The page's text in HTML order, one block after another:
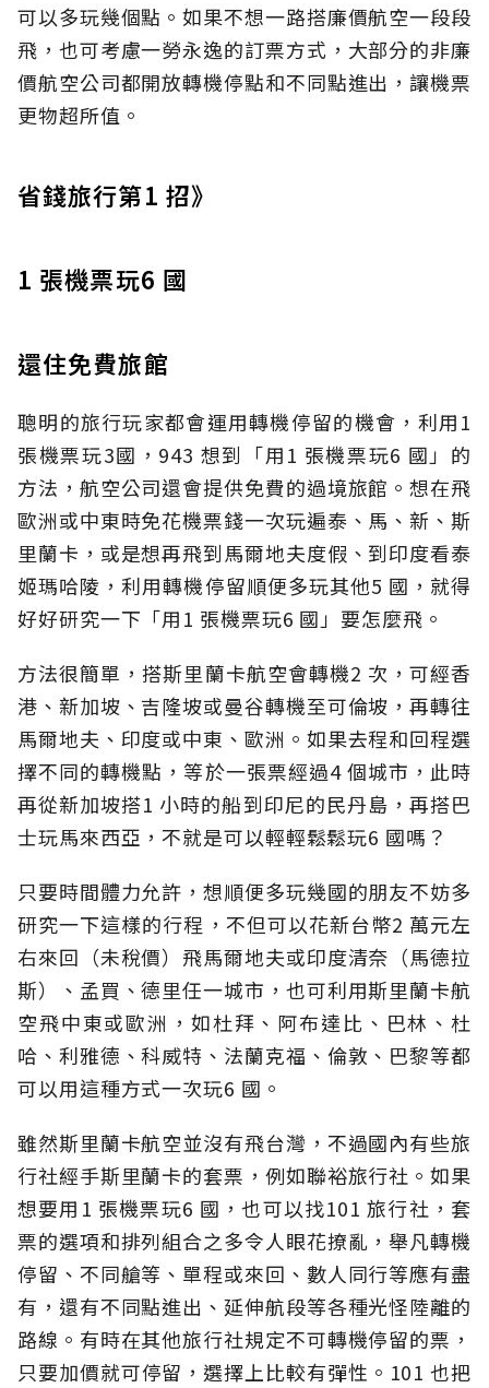
可以多玩幾個點。如果不想一路搭廉價航空一段段
飛，也可考慮一勞永逸的訂票方式，大部分的非廉
價航空公司都開放轉機停點和不同點進出，讓機票
更物超所值。
省錢旅行第1 招》
1 張機票玩6 國
還住免費旅館
聰明的旅行玩家都會運用轉機停留的機會，利用1
張機票玩3國，943 想到「用1 張機票玩6 國」的
方法，航空公司還會提供免費的過境旅館。想在飛
歐洲或中東時免花機票錢一次玩遍泰、馬、新、斯
里蘭卡，或是想再飛到馬爾地夫度假、到印度看泰
姬瑪哈陵，利用轉機停留順便多玩其他5 國，就得
好好研究一下「用1 張機票玩6 國」要怎麼飛。
方法很簡單，搭斯里蘭卡航空會轉機2 次，可經香
港、新加坡、吉隆坡或曼谷轉機至可倫坡，再轉往
馬爾地夫、印度或中東、歐洲。如果去程和回程選
擇不同的轉機點，等於一張票經過4 個城市，此時
再從新加坡搭1 小時的船到印尼的民丹島，再搭巴
士玩馬來西亞，不就是可以輕輕鬆鬆玩6 國嗎？
只要時間體力允許，想順便多玩幾國的朋友不妨多
研究一下這樣的行程，不但可以花新台幣2 萬元左
右來回（未稅價）飛馬爾地夫或印度清奈（馬德拉
斯）、孟買、德里任一城市，也可利用斯里蘭卡航
空飛中東或歐洲，如杜拜、阿布達比、巴林、杜
哈、利雅德、科威特、法蘭克福、倫敦、巴黎等都
可以用這種方式一次玩6 國。
雖然斯里蘭卡航空並沒有飛台灣，不過國內有些旅
行社經手斯里蘭卡的套票，例如聯裕旅行社。如果
想要用1 張機票玩6 國，也可以找101 旅行社，套
票的選項和排列組合之多令人眼花撩亂，舉凡轉機
停留、不同艙等、單程或來回、數人同行等應有盡
有，還有不同點進出、延伸航段等各種光怪陸離的
路線。有時在其他旅行社規定不可轉機停留的票，
只要加價就可停留，選擇上比較有彈性。101 也把